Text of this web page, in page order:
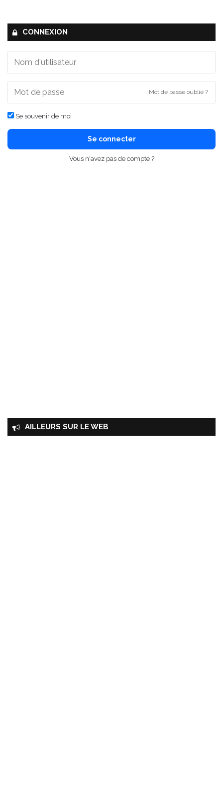
CONNEXION
Mot de passe oublié ?
Se souvenir de moi
Se connecter
Vous n'avez pas de compte ?
AILLEURS SUR LE WEB